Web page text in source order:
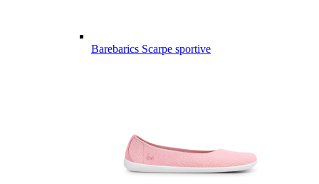
Barebarics Scarpe sportive